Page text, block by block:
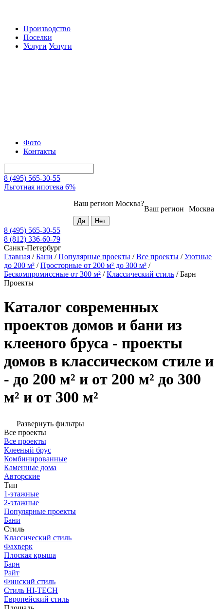
Производство
Поселки
Услуги Услуги
Фото
Контакты
8 (495) 565-30-55
Льготная ипотека 6%
Москва
Ваш регион
Ваш регион Москва?
8 (495) 565-30-55
8 (812) 336-60-79
Санкт-Петербург
Главная /Бани /Популярные проекты /Все проекты /Уютные
до 200 м² /Просторные от 200 м² до 300 м² /
Бескомпромиссные от 300 м² /Классический стиль /Барн
Проекты
Каталог современных
проектов домов и бани из
клееного бруса - проекты
домов в классическом стиле и
- до 200 м² и от 200 м² до 300
м² и от 300 м²
Развернуть фильтры
Все проекты
Все проекты
Клееный брус
Комбинированные
Каменные дома
Авторские
Тип
1-этажные
2-этажные
Популярные проекты
Бани
Стиль
Классический стиль
Фахверк
Плоская крыша
Барн
Райт
Финский стиль
Стиль HI-TECH
Европейский стиль